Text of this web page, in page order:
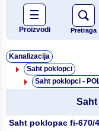
☰
Proizvodi Pretraga
Kanalizacija
Saht poklopci
Saht poklopci -
Saht
Saht poklopac fi-670/